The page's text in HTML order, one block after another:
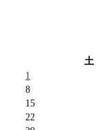
土
1
8
15
22